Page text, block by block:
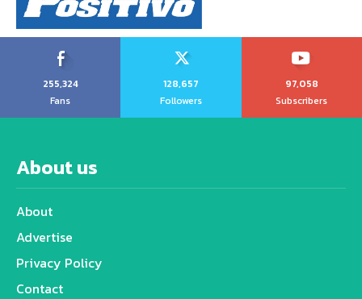
255,324
Fans
128,657
Followers
97,058
Subscribers
About us
About
Advertise
Privacy Policy
Contact